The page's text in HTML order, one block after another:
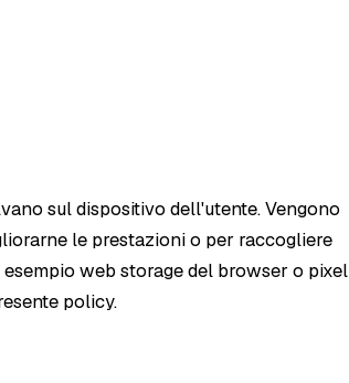
sul dispositivo dell'utente. Vengono
le prestazioni o per raccogliere
web storage del browser o pixel
policy.